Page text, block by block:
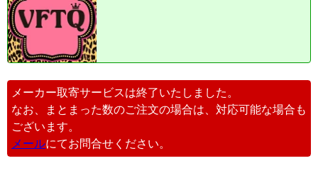
メーカー取寄サービスは終了いたしました。
なお、まとまった数のご注文の場合は、対応可能な場合も
ございます。
メールにてお問合せください。